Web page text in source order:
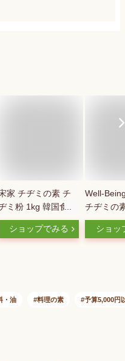
家 チヂミの素 チ
ミ粉 1kg 韓国食品
ショップでみる
Well-
チヂミの
袋セット)
ショッ
・油 料理の素 予算5,000円